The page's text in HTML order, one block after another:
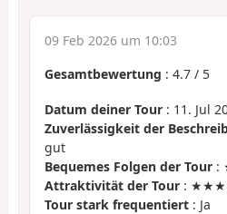
09 Feb 2026 um 10:03
Gesamtbewertung : 4.7 / 5
Datum deiner Tour : 11. Jul
Zuverlässigkeit der
gut
Bequemes Folgen der Tour :
Attraktivität der Tour :
Tour stark frequentiert : Ja